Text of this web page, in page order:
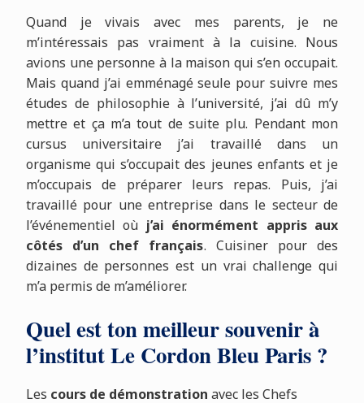
Quand je vivais avec mes parents, je ne
m’intéressais pas vraiment à la cuisine. Nous
avions une personne à la maison qui s’en occupait.
Mais quand j’ai emménagé seule pour suivre mes
études de philosophie à l’université, j’ai dû m’y
mettre et ça m’a tout de suite plu. Pendant mon
cursus universitaire j’ai travaillé dans un
organisme qui s’occupait des jeunes enfants et je
m’occupais de préparer leurs repas. Puis, j’ai
travaillé pour une entreprise dans le secteur de
l’événementiel où j’ai énormément appris aux
côtés d’un chef français. Cuisiner pour des
dizaines de personnes est un vrai challenge qui
m’a permis de m’améliorer.
Quel est ton meilleur souvenir à
l’institut Le Cordon Bleu Paris ?
Les cours de démonstration avec les Chefs